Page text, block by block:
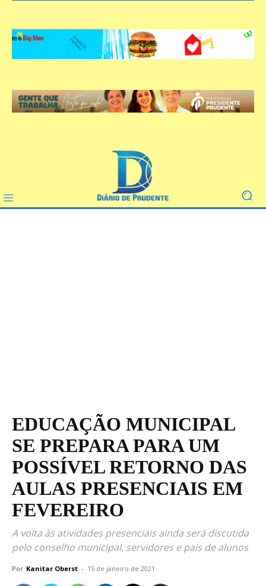
EDUCAÇÃO MUNICIPAL
SE PREPARA PARA UM
POSSÍVEL RETORNO DAS
AULAS PRESENCIAIS EM
FEVEREIRO
A volta às atividades presenciais ainda será discutida
pelo conselho municipal, servidores e pais de alunos
Por Kanitar Oberst - 15 de janeiro de 2021